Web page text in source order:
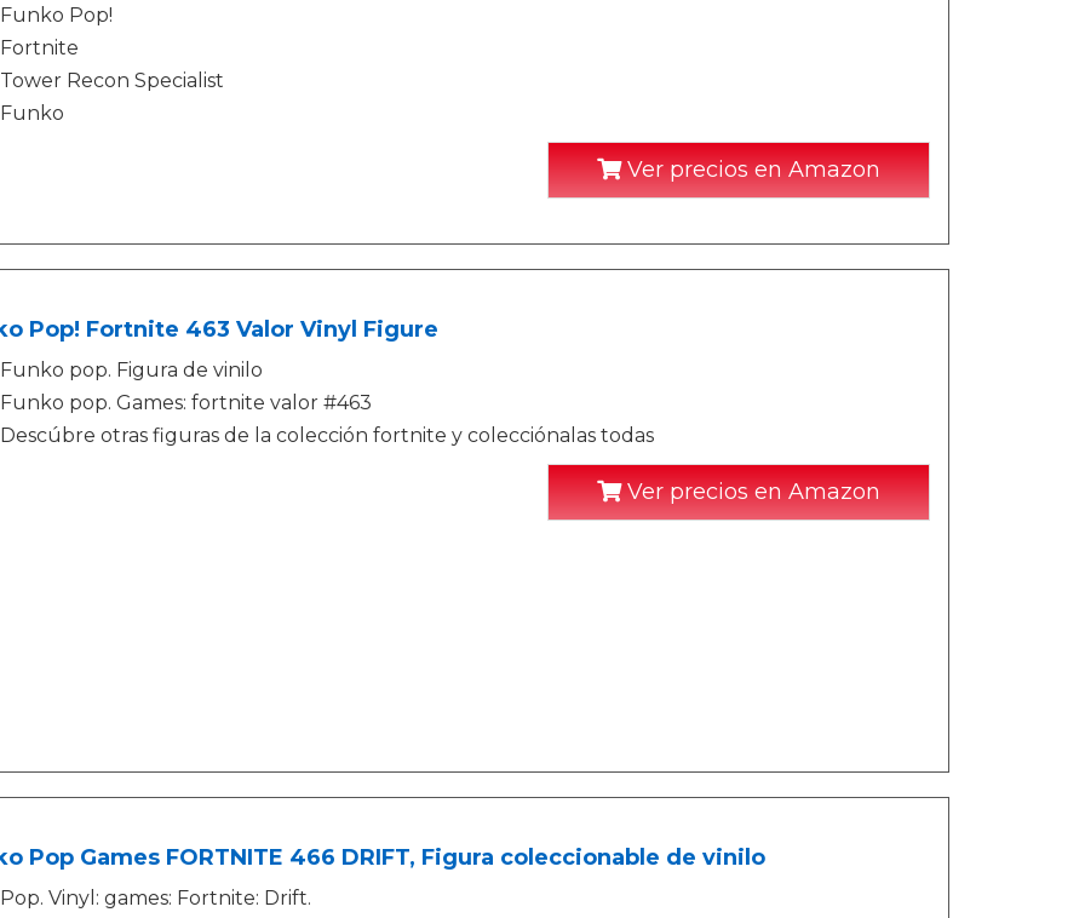
Funko Pop!
Fortnite
Tower Recon Specialist
Funko
Ver precios en Amazon
Pop! Fortnite 463 Valor Vinyl Figure
Funko pop. Figura de vinilo
Funko pop. Games: fortnite valor #463
Descúbre otras figuras de la colección fortnite y colecciónalas todas
Ver precios en Amazon
Pop Games FORTNITE 466 DRIFT, Figura coleccionable de vinilo
Pop. Vinyl: games: Fortnite: Drift.